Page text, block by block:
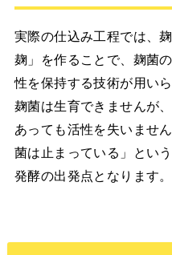
実際の仕込み工程では、
麹」を作ることで、麹菌
性を保持する技術が用い
麹菌は生育できませんが
あっても活性を失いませ
菌は止まっている」とい
発酵の出発点となります。